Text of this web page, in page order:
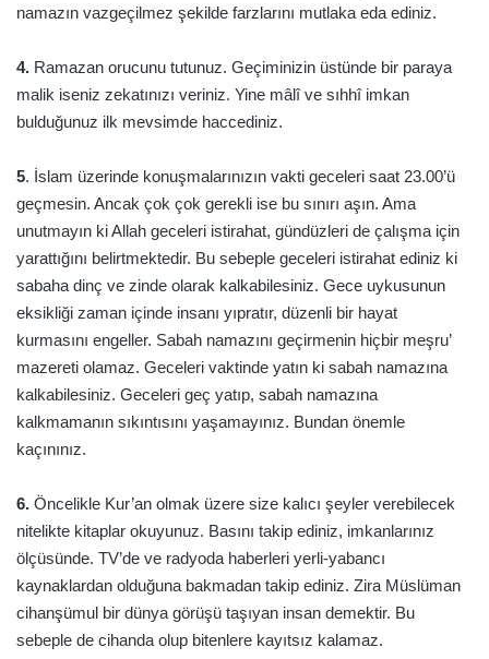
namazın vazgeçilmez şekilde farzlarını mutlaka eda ediniz.
4. Ramazan orucunu tutunuz. Geçiminizin üstünde bir paraya
malik iseniz zekatınızı veriniz. Yine mâlî ve sıhhî imkan
bulduğunuz ilk mevsimde haccediniz.
5. İslam üzerinde konuşmalarınızın vakti geceleri saat 23.00’ü
geçmesin. Ancak çok çok gerekli ise bu sınırı aşın. Ama
unutmayın ki Allah geceleri istirahat, gündüzleri de çalışma için
yarattığını belirtmektedir. Bu sebeple geceleri istirahat ediniz ki
sabaha dinç ve zinde olarak kalkabilesiniz. Gece uykusunun
eksikliği zaman içinde insanı yıpratır, düzenli bir hayat
kurmasını engeller. Sabah namazını geçirmenin hiçbir meşru’
mazereti olamaz. Geceleri vaktinde yatın ki sabah namazına
kalkabilesiniz. Geceleri geç yatıp, sabah namazına
kalkmamanın sıkıntısını yaşamayınız. Bundan önemle
kaçınınız.
6. Öncelikle Kur’an olmak üzere size kalıcı şeyler verebilecek
nitelikte kitaplar okuyunuz. Basını takip ediniz, imkanlarınız
ölçüsünde. TV’de ve radyoda haberleri yerli-yabancı
kaynaklardan olduğuna bakmadan takip ediniz. Zira Müslüman
cihanşümul bir dünya görüşü taşıyan insan demektir. Bu
sebeple de cihanda olup bitenlere kayıtsız kalamaz.